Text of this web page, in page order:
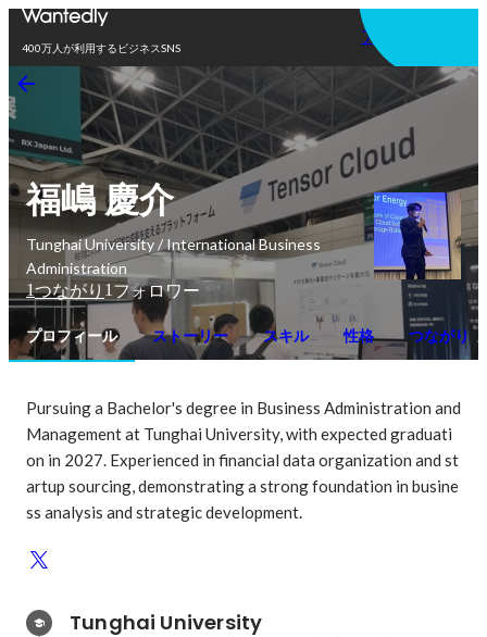
400万人が利用するビジネスSNS
アプリを使う
福嶋 慶介
Tunghai University / International Business
Administration
1つながり 1 フォロワー
プロフィール ストーリー スキル 性格 つながり
Pursuing a Bachelor's degree in Business Administration and
Management at Tunghai University, with expected graduati
on in 2027. Experienced in financial data organization and st
artup sourcing, demonstrating a strong foundation in busine
ss analysis and strategic development.
Tunghai University